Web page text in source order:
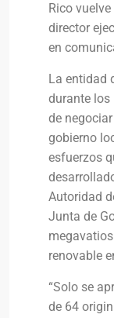
Rico
director
en
La entidad
durante los
de
gobierno
esfuerzos
Autoridad
Junta de
renovable
“Solo se
de 64